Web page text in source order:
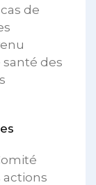
de
santé des
actions